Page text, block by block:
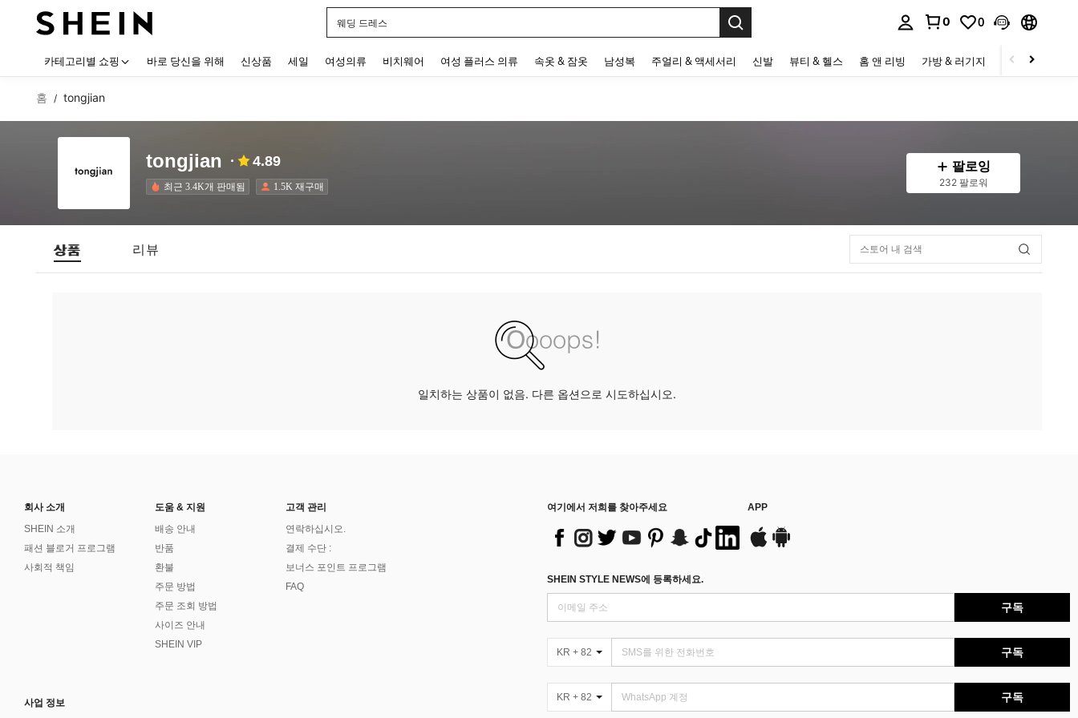
웨딩 드레스
0 0
카테고리별 쇼핑 바로 당신을 위해 신상품 세일 여성의류 비치웨어 여성 플러스 의류 속옷 & 잠옷 남성복 주얼리 & 액세서리 신발 뷰티 & 헬스 홈 앤 리빙 가방 & 러기지 스포츠 & 아웃
홈 / tongjian
tongjian 4.89
최근 3.4K개 판매됨 1.5K 재구매
팔로잉
232 팔로워
상품 리뷰
일치하는 상품이 없음. 다른 옵션으로 시도하십시오.
회사 소개
SHEIN 소개
패션 블로거 프로그램
사회적 책임
도움 & 지원
배송 안내
반품
환불
주문 방법
주문 조회 방법
사이즈 안내
SHEIN VIP
고객 관리
연락하십시오.
결제 수단 :
보너스 포인트 프로그램
FAQ
사업 정보
여기에서 저희를 찾아주세요 APP
SHEIN STYLE NEWS에 등록하세요.
구독
KR + 82 구독
KR + 82 구독